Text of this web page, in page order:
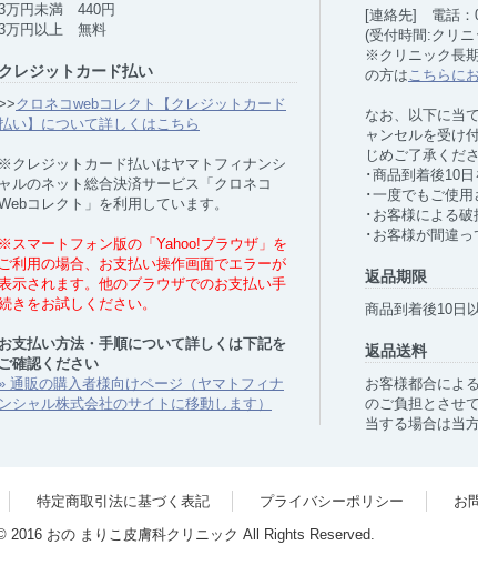
万円未満 440円
万円以上 無料
クレジットカード払い
クロネコwebコレクト【クレジットカード
い】について詳しくはこちら
※クレジットカード払いはヤマトフィナンシ
ャルのネット総合決済サービス「クロネコ
コレクト」を利用しています。
※スマートフォン版の「Yahoo!ブラウザ」を
ご利用の場合、お支払い操作画面でエラーが
示されます。他のブラウザでのお支払い手
きをお試しください。
お支払い方法・手順について詳しくは下記を
ご確認ください
通販の購入者様向けページ（ヤマトフィナ
ンシャル株式会社のサイトに移動します）
[連絡先] 電話：
(受付時間:クリ
※クリニック長
の方はこちらに
なお、以下に当
ャンセルを受け
じめご了承くださ
･商品到着後10
･一度でもご使用
･お客様による
･お客様が間違
返品期限
商品到着後10日
返品送料
お客様都合によ
のご負担とさせ
当する場合は当
特定商取引法に基づく表記 プライバシーポリシー
お
2016 おの まりこ皮膚科クリニック All Rights Reserved.